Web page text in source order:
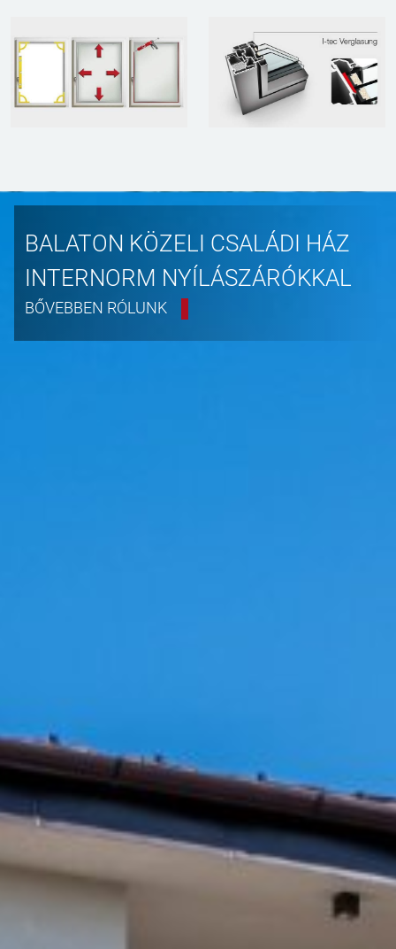
BALATON KÖZELI CSALÁDI HÁZ
INTERNORM NYÍLÁSZÁRÓKKAL
BŐVEBBEN RÓLUNK